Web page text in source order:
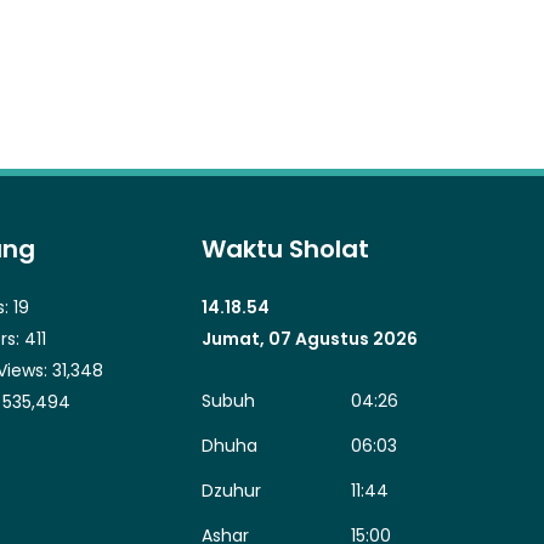
19
411
31,348
535,494
Waktu Sholat
14.18.55
Jumat, 07 Agustus 2026
Subuh
04:26
Dhuha
06:03
Dzuhur
11:44
Ashar
15:00